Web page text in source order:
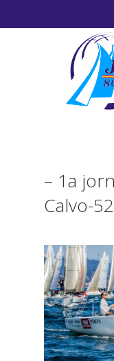
– 1a
Calvo-52